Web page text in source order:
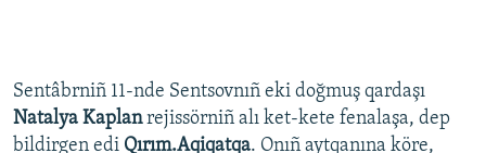
Sentâbrniñ 11-nde Sentsovnıñ eki doğmuş qardaşı
Natalya Kaplanrejissörniñ alı ket-kete fenalaşa, dep
bildirgen edi Qırım.Aqiqatqa. Onıñ aytqanına köre,